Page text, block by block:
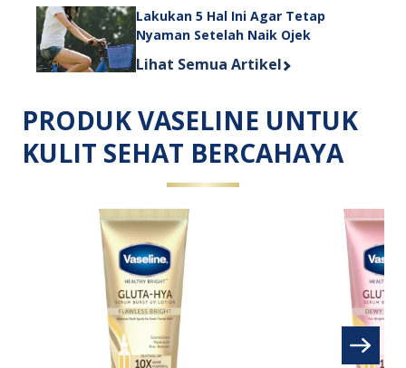
Lakukan 5 Hal Ini Agar Tetap
Nyaman Setelah Naik Ojek
Discover more about Lakukan 5 Hal
Lihat Semua Artikel
PRODUK VASELINE UNTUK
KULIT SEHAT BERCAHAYA